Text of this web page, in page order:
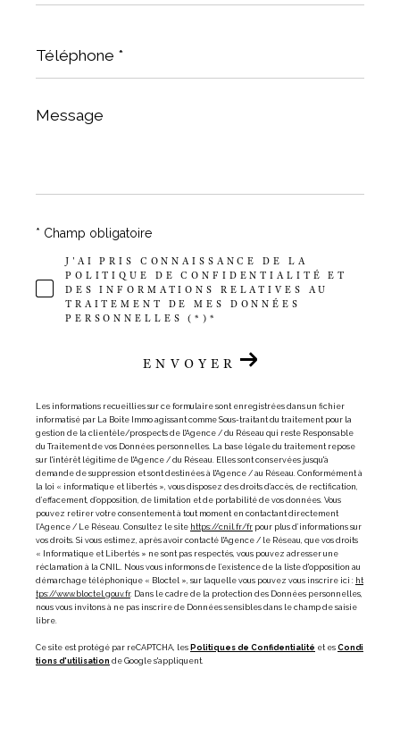
*
Message
*
J'AI PRIS CONNAISSANCE DE LA
POLITIQUE DE CONFIDENTIALITÉ ET
DES INFORMATIONS RELATIVES AU
TRAITEMENT DE MES DONNÉES
PERSONNELLES (*)*
* Champ obligatoire
ENVOYER
Les informations recueillies sur ce formulaire sont enregistrées dans un fichier
informatisé par La Boite Immo agissant comme Sous-traitant du traitement pour la
gestion de la clientèle/prospects de l'Agence / du Réseau qui reste Responsable
du Traitement de vos Données personnelles. La base légale du traitement repose
sur l'intérêt légitime de l'Agence / du Réseau. Elles sont conservées jusqu'à
demande de suppression et sont destinées à l'Agence / au Réseau. Conformément à
la loi « informatique et libertés », vous disposez des droits d’accès, de rectification,
d’effacement, d’opposition, de limitation et de portabilité de vos données. Vous
pouvez retirer votre consentement à tout moment en contactant directement
l’Agence / Le Réseau. Consultez le site https://cnil.fr/fr pour plus d’informations sur
vos droits. Si vous estimez, après avoir contacté l'Agence / le Réseau, que vos droits
« Informatique et Libertés » ne sont pas respectés, vous pouvez adresser une
réclamation à la CNIL. Nous vous informons de l’existence de la liste d'opposition au
démarchage téléphonique « Bloctel », sur laquelle vous pouvez vous inscrire ici : ht
tps://www.bloctel.gouv.fr. Dans le cadre de la protection des Données personnelles,
nous vous invitons à ne pas inscrire de Données sensibles dans le champ de saisie
libre.
Ce site est protégé par reCAPTCHA, les Politiques de Confidentialité et es Condi
tions d'utilisation de Google s'appliquent.